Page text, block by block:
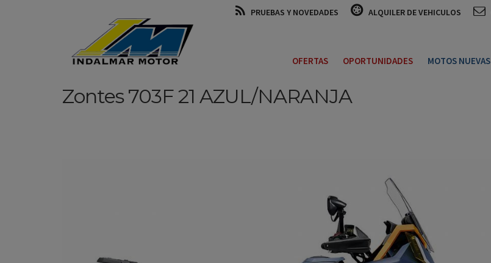
PRUEBAS Y NOVEDADES ALQUILER DE VEHICULOS
OFERTAS OPORTUNIDADES MOTOS NUEVAS
Zontes 703F 21 AZUL/NARANJA